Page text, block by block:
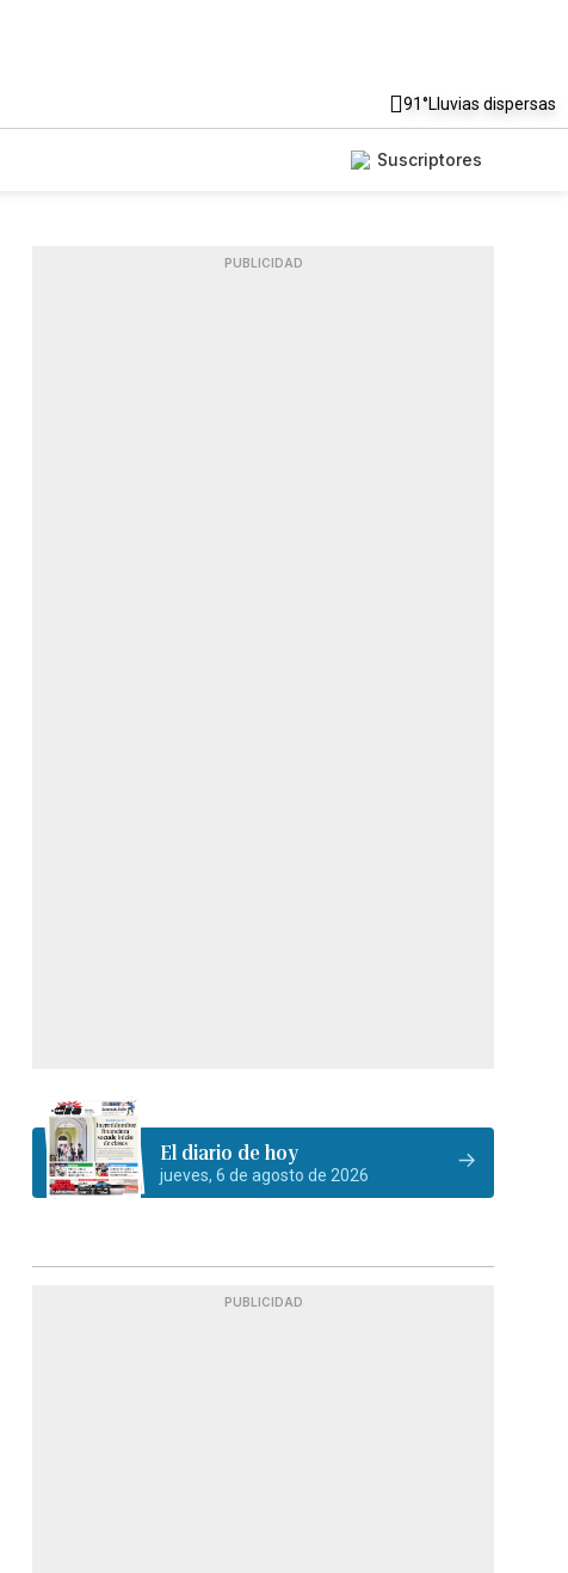
91°Lluvias dispersas
Suscriptores
PUBLICIDAD
El diario de hoy
jueves, 6 de agosto de 2026
PUBLICIDAD